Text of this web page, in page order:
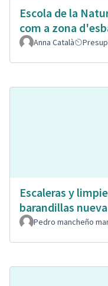
Escola de la
com a zona
Anna Català
Escaleras y
barandillas nueva
Pedro mancheño